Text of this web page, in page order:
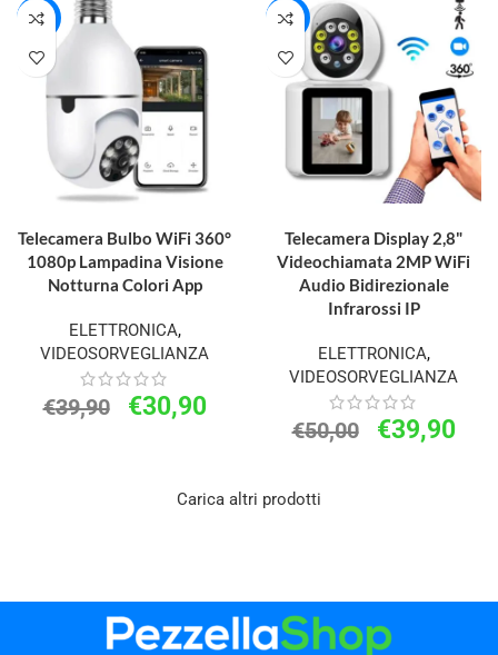
-23%
Telecamera Bulbo WiFi 360°
1080p Lampadina Visione
Notturna Colori App
ELETTRONICA,
VIDEOSORVEGLIANZA
€39,90 €30,90
-20%
Telecamera Display 2,8"
Videochiamata 2MP WiFi
Audio Bidirezionale
Infrarossi IP
ELETTRONICA,
VIDEOSORVEGLIANZA
€50,00 €39,90
Carica altri prodotti